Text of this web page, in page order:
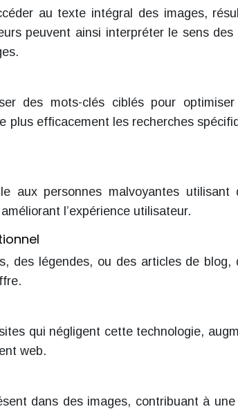
au texte intégral des images,
peuvent ainsi interpréter le sens des
des mots-clés ciblés pour
plus efficacement les recherches
aux personnes malvoyantes utilisant
l’expérience utilisateur.
des légendes, ou des articles de blog,
qui négligent cette technologie,
web.
dans des images, contribuant à